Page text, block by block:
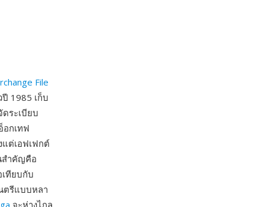
File
1985 เก็บ
ระเบียบ
อกเทฟ
แต่เอฟเฟกต์
สำคัญคือ
ทียบกับ
ตรีแบบหลา
จะห่างไกล